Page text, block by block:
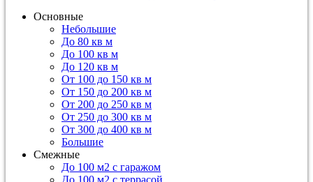
Основные
Небольшие
До 80 кв м
До 100 кв м
До 120 кв м
От 100 до 150 кв м
От 150 до 200 кв м
От 200 до 250 кв м
От 250 до 300 кв м
От 300 до 400 кв м
Большие
Смежные
До 100 м2 с гаражом